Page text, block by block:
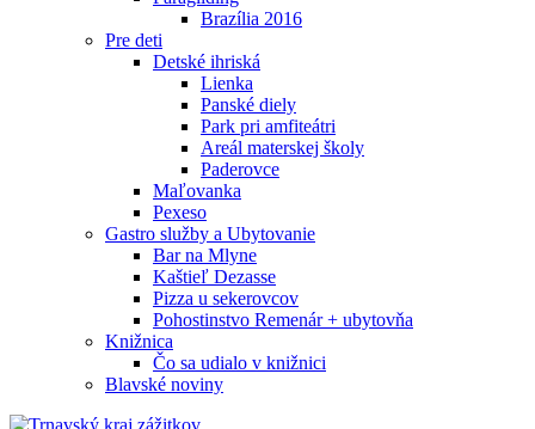
Brazília 2016
Pre deti
Detské ihriská
Lienka
Panské diely
Park pri amfiteátri
Areál materskej školy
Paderovce
Maľovanka
Pexeso
Gastro služby a Ubytovanie
Bar na Mlyne
Kaštieľ Dezasse
Pizza u sekerovcov
Pohostinstvo Remenár + ubytovňa
Knižnica
Čo sa udialo v knižnici
Blavské noviny